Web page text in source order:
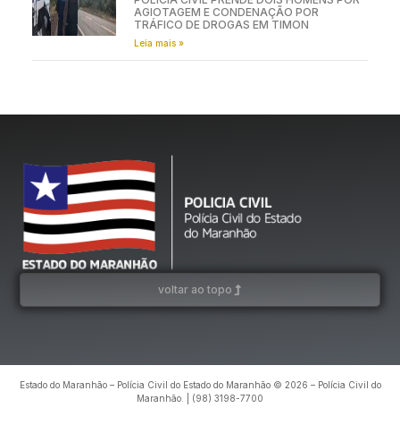
AGIOTAGEM E CONDENAÇÃO POR
TRÁFICO DE DROGAS EM TIMON
Leia mais »
voltar ao topo
Estado do Maranhão – Polícia Civil do Estado do Maranhão © 2026 – Polícia Civil do
Maranhão. | (98) 3198-7700